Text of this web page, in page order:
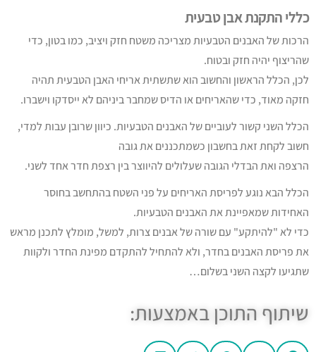
כללי התקנת אבן טבעית
הרכות של האבנים הטבעיות מצריכה משטח חזק ויציב, כמו בטון, כדי
שהריצוף יהיה חזק ובטוח.
לכן, הכלל הראשון והחשוב הוא שתשתית אריחי האבן הטבעית תהיה
חזקה מאוד, כדי שהאריחים או הדיס שמחבר ביניהם לא ייסדקו וישברו.
הכלל השני קשור לעוביים של האבנים הטבעיות. כיוון שרובן עבות למדי,
חשוב לקחת זאת בחשבון כשמתכננים את גובה
הרצפה ואת הבדלי הגובה שעלולים להיווצר בין רצפת חדר אחד לשני.
הכלל הבא נוגע לפריסת האריחים על פני השטח בהתחשב בחוסר
האחידות שמאפיינת את האבנים הטבעיות.
כדי לא "להיתקע" עם שורה של אבנים צרות, למשל, מומלץ לתכנן מראש
את פריסת האבנים בחדר, ולא להתחיל להתקדם מפינת החדר ולקוות
שתגיעו לקצה השני בשלום…
שיתוף התוכן באמצעות: